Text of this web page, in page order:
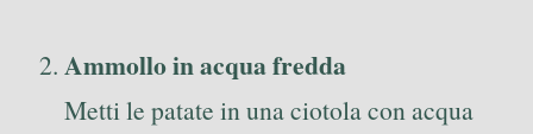
Ammollo in acqua fredda
Metti le patate in una ciotola con acqua